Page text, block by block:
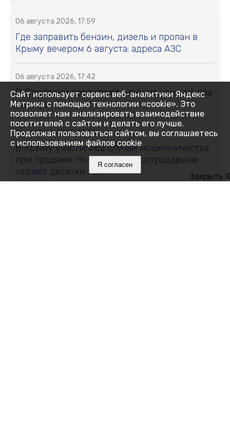
06 августа 2026, 17:59
Где заправить бензин, дизель и пропан в
Крыму вечером 6 августа: адреса АЗС
06 августа 2026, 17:42
В Феодосии перекроют одну из улиц на два
месяца
06 августа 2026, 17:38
В Крыму участились случаи мошенничества
при продаже генераторов: пострадавшие
теряют десятки тысяч
Закрыть X
Сайт использует сервис веб-аналитики Яндекс
Метрика с помощью технологии «cookie». Это
позволяет нам анализировать взаимодействие
посетителей с сайтом и делать его лучше.
Продолжая пользоваться сайтом, вы соглашаетесь
с использованием файлов cookie
Я согласен